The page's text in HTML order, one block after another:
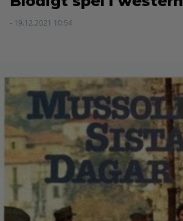
- 19.12.2021 10:54